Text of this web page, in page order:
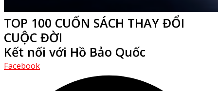
TOP 100 CUỐN SÁCH THAY ĐỔI
CUỘC ĐỜI
Kết nối với Hồ Bảo Quốc
Facebook